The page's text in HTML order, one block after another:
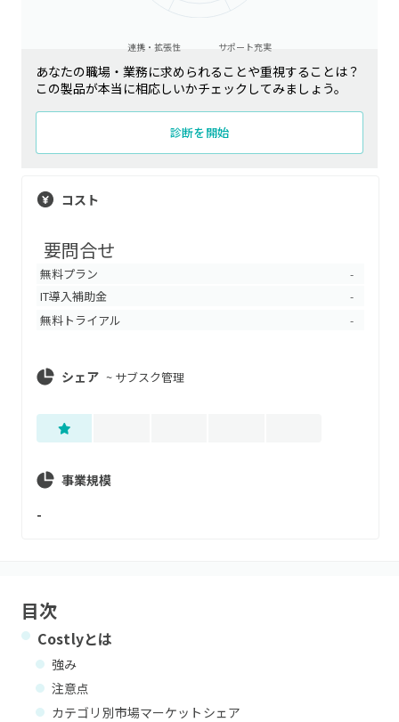
サポート充実
連携・拡張性
あなたの職場・業務に求められることや重視することは？
この製品が本当に相応しいかチェックしてみましょう。
診断を開始
コスト
要問合せ
無料プラン -
IT導入補助金 -
無料トライアル -
シェア ~ サブスク管理
事業規模
-
目次
Costlyとは
強み
注意点
カテゴリ別市場マーケットシェア